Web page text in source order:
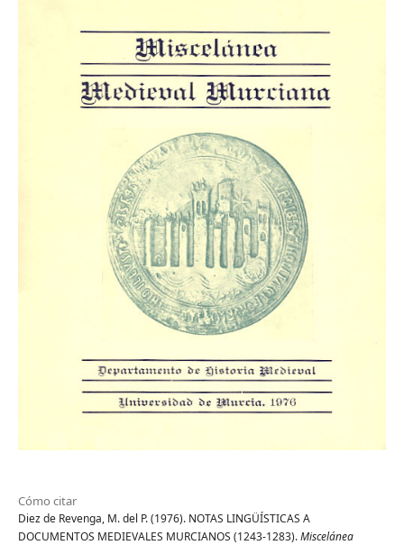
Cómo citar
Diez de Revenga, M. del P. (1976). NOTAS LINGÜÍSTICAS A
DOCUMENTOS MEDIEVALES MURCIANOS (1243-1283).Miscelánea